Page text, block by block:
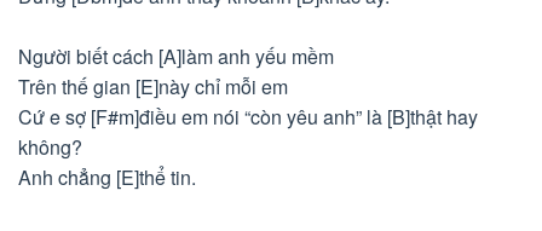
Người biết cách [A]làm anh yếu mềm
Trên thế gian [E]này chỉ mỗi em
Cứ e sợ [F#m]điều em nói “còn yêu anh” là [B]thật hay
không?
Anh chẳng [E]thể tin.